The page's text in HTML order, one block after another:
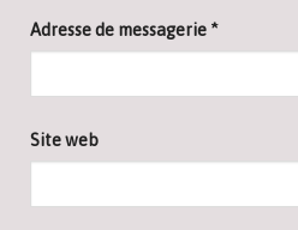
Adresse de messagerie *
Site web